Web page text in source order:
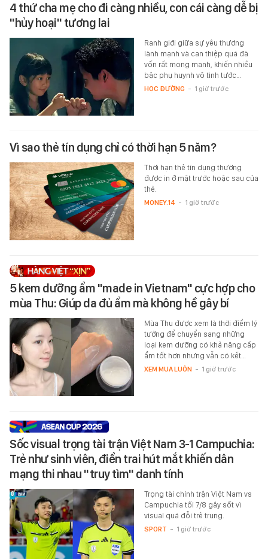
4 thứ cha mẹ cho đi càng nhiều, con cái càng dễ bị
"hủy hoại" tương lai
Ranh giới giữa sự yêu thương
lành mạnh và can thiệp quá đà
vốn rất mong manh, khiến nhiều
bậc phụ huynh vô tình tước…
HỌC ĐƯỜNG - 1 giờ trước
Vì sao thẻ tín dụng chỉ có thời hạn 5 năm?
Thời hạn thẻ tín dụng thường
được in ở mặt trước hoặc sau của
thẻ.
MONEY.14 - 1 giờ trước
5 kem dưỡng ẩm "made in Vietnam" cực hợp cho
mùa Thu: Giúp da đủ ẩm mà không hề gây bí
Mùa Thu được xem là thời điểm lý
tưởng để chuyển sang những
loại kem dưỡng có khả năng cấp
ẩm tốt hơn nhưng vẫn có kết…
XEM MUA LUÔN - 1 giờ trước
Sốc visual trọng tài trận Việt Nam 3-1 Campuchia:
Trẻ như sinh viên, điển trai hút mắt khiến dân
mạng thi nhau "truy tìm" danh tính
Trọng tài chính trận Việt Nam vs
Campuchia tối 7/8 gây sốt vì
visual quá đỗi trẻ trung.
SPORT - 1 giờ trước